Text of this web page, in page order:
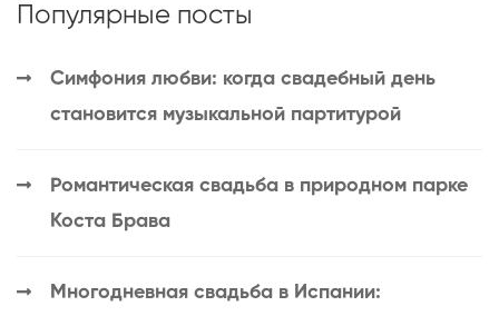
Популярные посты
Симфония любви: когда свадебный день
становится музыкальной партитурой
Романтическая свадьба в природном парке
Коста Брава
Многодневная свадьба в Испании: